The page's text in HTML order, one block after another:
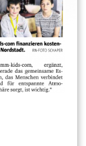
17 zugesagt,
Termin 10
dem